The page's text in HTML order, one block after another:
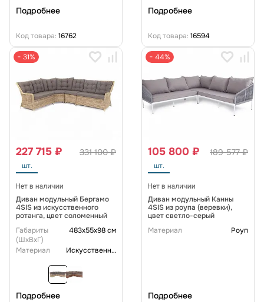
Подробнее
Код товара: 16762
Подробнее
Код товара: 16594
− 31%
331 100 ₽
227 715 ₽
шт.
Диван модульный Бергамо
4SIS из искусственного
ротанга, цвет соломенный
Габариты
(ШxВxГ)
483х55х98 см
Материал Искусственный ротанг
Подробнее
− 44%
189 577 ₽
105 800 ₽
шт.
Диван модульный Канны
4SIS из роупа (веревки),
цвет светло-серый
Материал
Роуп
Подробнее